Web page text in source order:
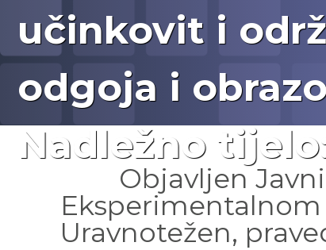
učinkovit i
odgoja i
Nadležno
Objavljen
Eksperimentalnom
Uravnotežen,